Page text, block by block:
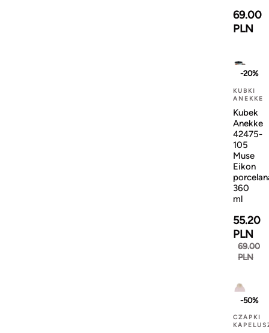
69.00
PLN
-20%
KUBKI
ANEKKE
Kubek
Anekke
42475-
105
Muse
Eikon
360
ml
55.20
PLN
69.00
PLN
-50%
CZAPKI